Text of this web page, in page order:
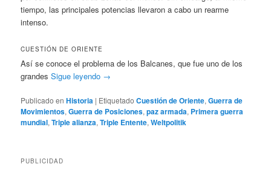
tiempo, las principales potencias llevaron a cabo un rearme
intenso.
CUESTIÓN DE ORIENTE
Así se conoce el problema de los Balcanes, que fue uno de los
grandesSigue leyendo →
Publicado en Historia | Etiquetado Cuestión de Oriente,Guerra de
Movimientos,Guerra de Posiciones,paz armada, Primera guerra
mundial,Triple alianza,Triple Entente,Weltpolitik
PUBLICIDAD